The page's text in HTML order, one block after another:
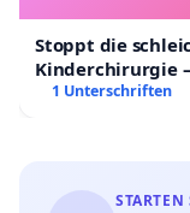
Stoppt die
Kinderchirurgie
Kinder in
1 Unterschriften